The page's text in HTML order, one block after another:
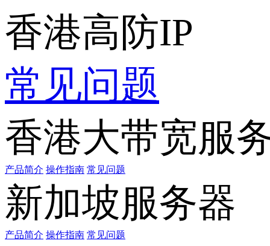
香港高防IP
常见问题
香港大带宽服
产品简介 操作指南 常见问题
新加坡服务器
产品简介 操作指南 常见问题